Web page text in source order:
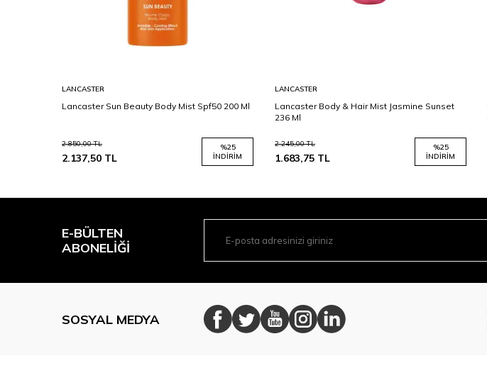
LANCASTER
Lancaster Sun Beauty Body Mist Spf50 200 Ml
2.850,00TL
2.137,50 TL
%25
İNDIRIM
LANCASTER
Lancaster Body & Hair Mist Jasmine Sunset
236 Ml
2.245,00TL
1.683,75 TL
%25
İNDIRIM
E-BÜLTEN
ABONELIĞI
SOSYAL MEDYA